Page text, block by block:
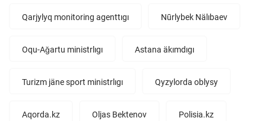
Qarjylyq monitoring agenttıgı Nūrlybek Nälıbaev
Oqu-Aǧartu ministrlıgı Astana äkımdıgı
Turizm jäne sport ministrlıgı Qyzylorda oblysy
Aqorda.kz Oljas Bektenov Polisia.kz